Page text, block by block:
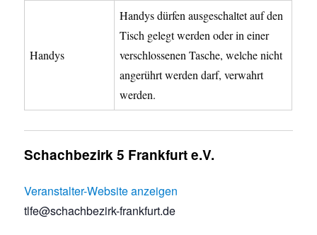
Handys
Handys dürfen ausgeschaltet auf den
Tisch gelegt werden oder in einer
verschlossenen Tasche, welche nicht
angerührt werden darf, verwahrt
werden.
Schachbezirk 5 Frankfurt e.V.
Veranstalter-Website anzeigen
tlfe@schachbezirk-frankfurt.de